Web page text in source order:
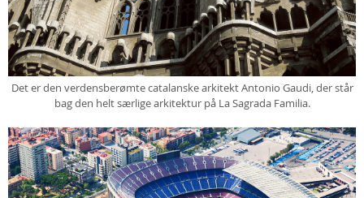
Det er den verdensberømte catalanske arkitekt Antonio Gaudi, der står
bag den helt særlige arkitektur på La Sagrada Familia.